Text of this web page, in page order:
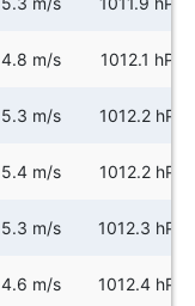
m/s 1012.1 hPa
m/s 1012.2 hPa
m/s 1012.2 hPa
m/s 1012.3 hPa
m/s 1012.4 hPa